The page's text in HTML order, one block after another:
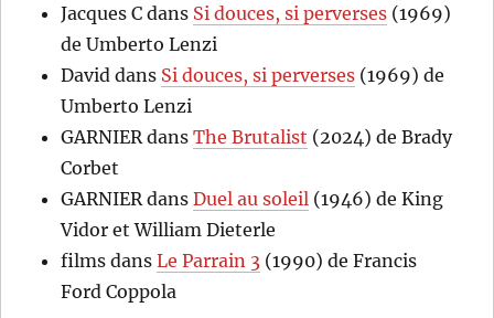
Jacques C dans Si douces, si perverses (1969)
de Umberto Lenzi
David dans Si douces, si perverses (1969) de
Umberto Lenzi
GARNIER dansThe Brutalist (2024) de Brady
Corbet
GARNIER dansDuel au soleil (1946) de King
Vidor et William Dieterle
films dansLe Parrain 3 (1990) de Francis
Ford Coppola